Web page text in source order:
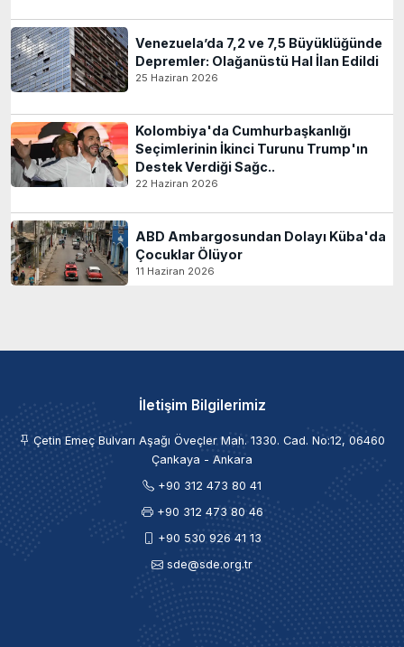
Venezuela’da 7,2 ve 7,5 Büyüklüğünde
Depremler: Olağanüstü Hal İlan Edildi
25 Haziran 2026
Kolombiya'da Cumhurbaşkanlığı
Seçimlerinin İkinci Turunu Trump'ın
Destek Verdiği Sağc..
22 Haziran 2026
ABD Ambargosundan Dolayı Küba'da
Çocuklar Ölüyor
11 Haziran 2026
İletişim Bilgilerimiz
Çetin Emeç Bulvarı Aşağı Öveçler Mah. 1330. Cad. No:12, 06460
Çankaya - Ankara
+90 312 473 80 41
+90 312 473 80 46
+90 530 926 41 13
sde@sde.org.tr